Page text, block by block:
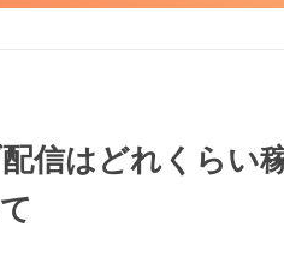
信はどれくらい